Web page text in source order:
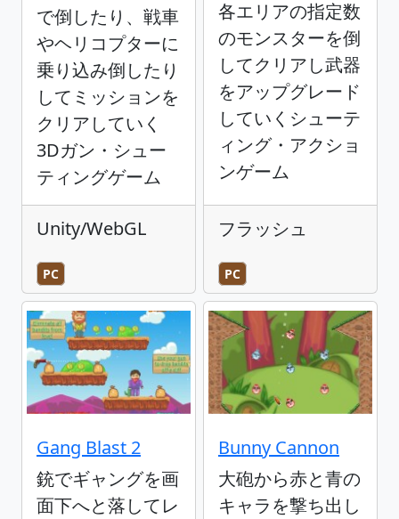
で倒したり、戦車
やヘリコプターに
乗り込み倒したり
してミッションを
クリアしていく
3Dガン・シュー
ティングゲーム
Unity/WebGL
PC
各エリアの指定数
のモンスターを倒
してクリアし武器
をアップグレード
していくシューテ
ィング・アクショ
ンゲーム
フラッシュ
PC
Gang Blast 2
銃でギャングを画
面下へと落してレ
Bunny Cannon
大砲から赤と青の
キャラを撃ち出し